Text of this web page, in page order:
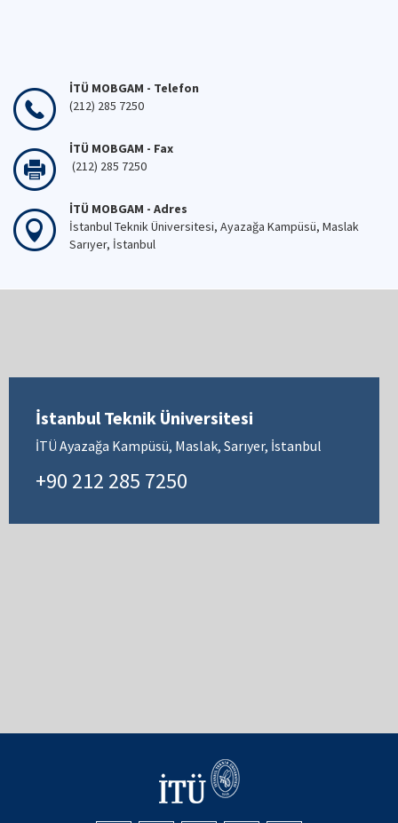
İTÜ MOBGAM - Telefon
(212) 285 7250
İTÜ MOBGAM - Fax
(212) 285 7250
İTÜ MOBGAM - Adres
İstanbul Teknik Üniversitesi, Ayazağa Kampüsü, Maslak
Sarıyer, İstanbul
İstanbul Teknik Üniversitesi
İTÜ Ayazağa Kampüsü, Maslak, Sarıyer, İstanbul
+90 212 285 7250